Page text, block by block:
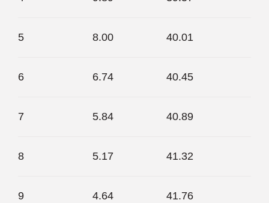
5 8.00 40.01
6 6.74 40.45
7 5.84 40.89
8 5.17 41.32
9 4.64 41.76